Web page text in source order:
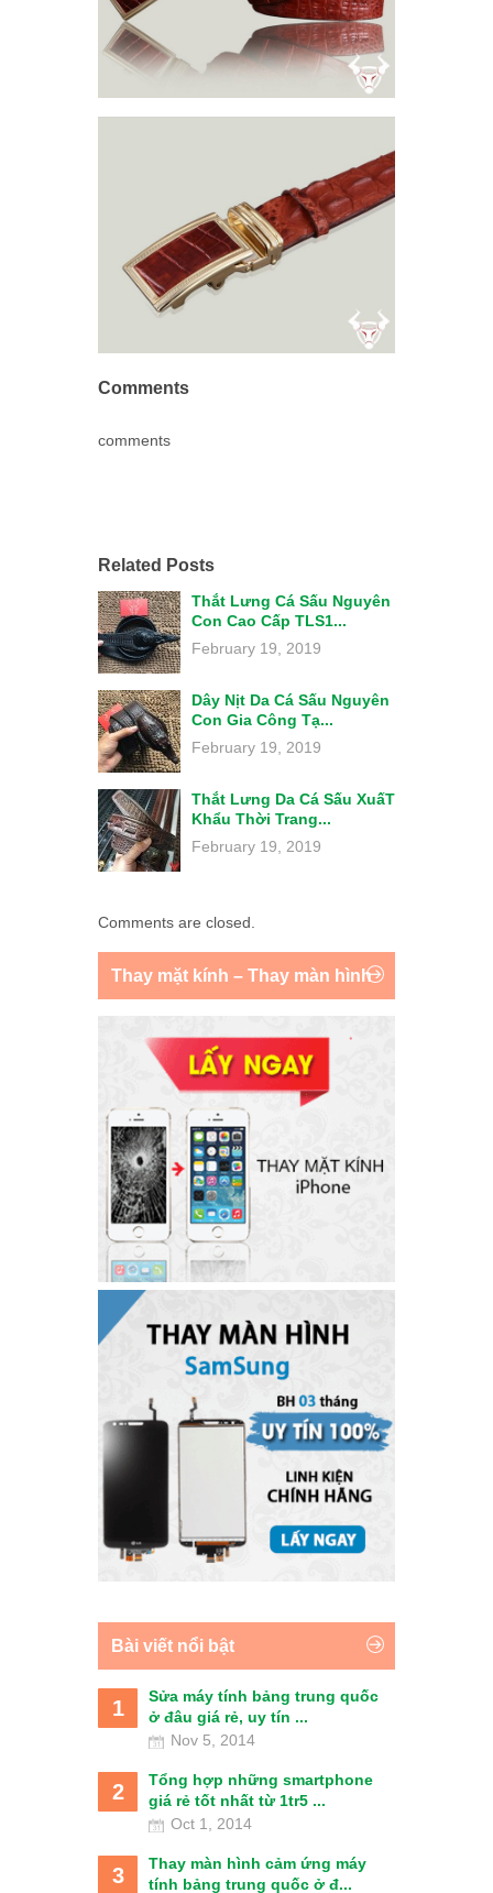
Comments
comments
Related Posts
Thắt Lưng Cá Sấu Nguyên
Con Cao Cấp TLS1...
February 19, 2019
Dây Nịt Da Cá Sấu Nguyên
Con Gia Công Tạ...
February 19, 2019
Thắt Lưng Da Cá Sấu XuấT
Khẩu Thời Trang...
February 19, 2019
Comments are closed.
Thay mặt kính – Thay màn hình
Bài viết nổi bật
1
Sửa máy tính bảng trung quốc
ở đâu giá rẻ, uy tín ...
Nov 5, 2014
2
Tổng hợp những smartphone
giá rẻ tốt nhất từ 1tr5 ...
Oct 1, 2014
3
Thay màn hình cảm ứng máy
tính bảng trung quốc ở đ...